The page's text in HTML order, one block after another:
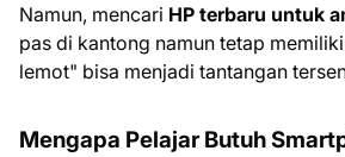
Namun, mencari HP terbaru untuk
pas di kantong namun tetap
lemot" bisa menjadi tantangan
Mengapa Pelajar Butuh